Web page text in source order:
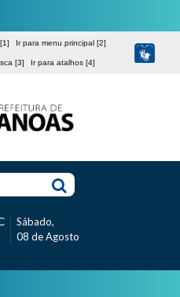
Ir para menu principal [2]
[3] Ir para atalhos [4]
Sábado,
08 de Agosto